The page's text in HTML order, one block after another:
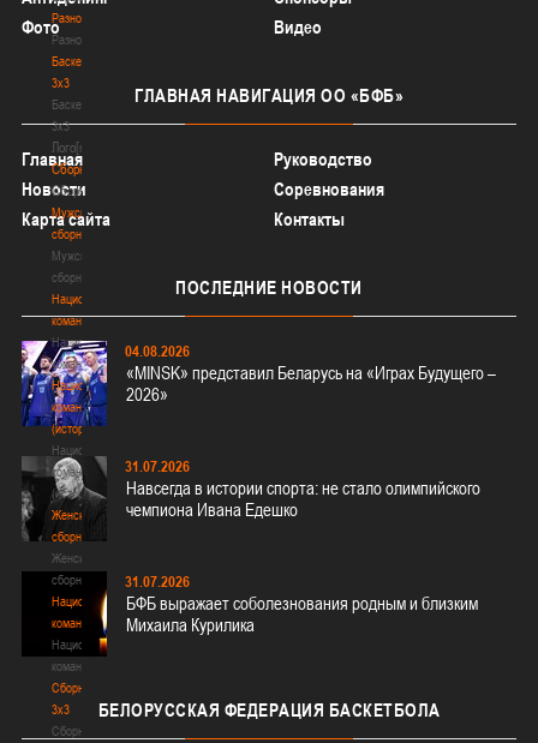
Разное
Разное
Баскетбол
3х3
Баскетбол
3х3
Лого[modid=121]
Сборные
Сборные
Мужские
сборные
Мужские
сборные
Национальная
команда
Национальная
команда
Национальная
команда
(история)
Национальная
команда
(история)
Женские
сборные
Женские
сборные
Национальная
команда
Национальная
команда
Сборные
3х3
Сборные
Фото
Видео
ГЛАВНАЯ НАВИГАЦИЯ ОО «БФБ»
Главная
Руководство
Новости
Соревнования
Карта сайта
Контакты
ПОСЛЕДНИЕ НОВОСТИ
04.08.2026
«MINSK» представил Беларусь на «Играх Будущего –
2026»
31.07.2026
Навсегда в истории спорта: не стало олимпийского
чемпиона Ивана Едешко
31.07.2026
БФБ выражает соболезнования родным и близким
Михаила Курилика
БЕЛОРУССКАЯ ФЕДЕРАЦИЯ БАСКЕТБОЛА